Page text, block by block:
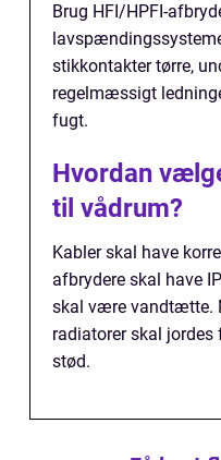
Brug HFI/HPFI-
stikkontakter tørre,
regelmæssigt
fugt.
Hvordan
til vådrum?
Kabler skal have
afbrydere skal have
skal være vandtætte.
radiatorer skal
stød.